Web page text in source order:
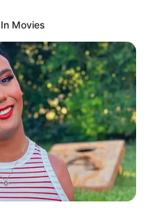
In The Lion King
Movies